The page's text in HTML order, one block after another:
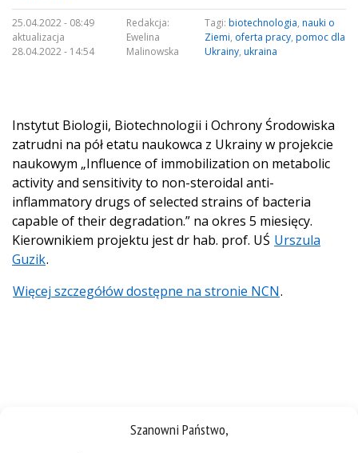
Szanowni Państwo,
25.04.2022 - 08:49
aktualizacja
28.04.2022 - 14:54
Redakcja:
Ewelina
Malinowska
Tagi: biotechnologia,nauki o
Ziemi, oferta pracy,pomoc dla
Ukrainy,ukraina
Instytut Biologii, Biotechnologii i Ochrony Środowiska
zatrudni na pół etatu naukowca z Ukrainy w projekcie
naukowym „Influence of immobilization on metabolic
activity and sensitivity to non-steroidal anti-
inflammatory drugs of selected strains of bacteria
capable of their degradation.” na okres 5 miesięcy.
Kierownikiem projektu jest dr hab. prof. UŚ Urszula
Guzik.
Więcej szczegółów dostępne na stronie NCN.